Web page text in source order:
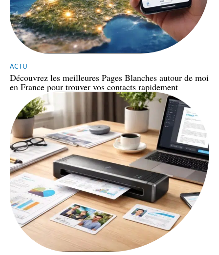
ACTU
Découvrez les meilleures Pages Blanches autour de moi
en France pour trouver vos contacts rapidement